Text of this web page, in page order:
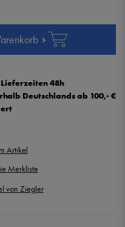
48h
Deutschlands ab 100,- €
Artikel
von Ziegler